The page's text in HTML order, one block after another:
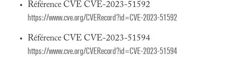
Référence CVE CVE-2023-51592
https://www.cve.org/CVERecord?id=CVE-2023-51592
Référence CVE CVE-2023-51594
https://www.cve.org/CVERecord?id=CVE-2023-51594